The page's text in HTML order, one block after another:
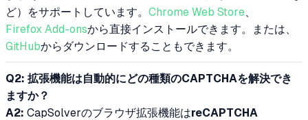
ど）をサポートしています。 Chrome Web Store
Firefox Add-onsから直接インストールできます。または、
GitHubからダウンロードすることもできます。
Q2: 拡張機能は自動的にどの種類のCAPTCHAを解決でき
ますか？
A2: CapSolverのブラウザ拡張機能はreCAPTCHA